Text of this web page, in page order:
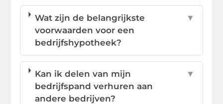
Wat zijn de belangrijkste
voorwaarden voor een
bedrijfshypotheek?
▼
Kan ik delen van mijn
bedrijfspand verhuren aan
andere bedrijven?
▼